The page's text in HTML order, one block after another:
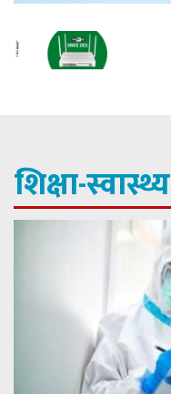
शिक्षा-स्वास्थ्य